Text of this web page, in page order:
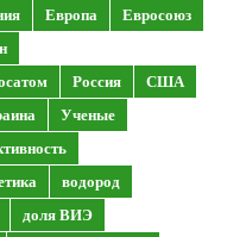
Европа
Евросоюз
Россия
США
Ученые
водород
доля ВИЭ